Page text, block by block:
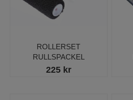
ROLLERSET
RULLSPACKEL
225 kr